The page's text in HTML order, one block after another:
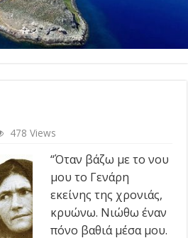
478 Views
“Όταν βάζω με το νου
μου το Γενάρη
εκείνης της χρονιάς,
κρυώνω. Νιώθω έναν
πόνο βαθιά μέσα μου.